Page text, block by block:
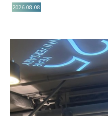
2026-08-08